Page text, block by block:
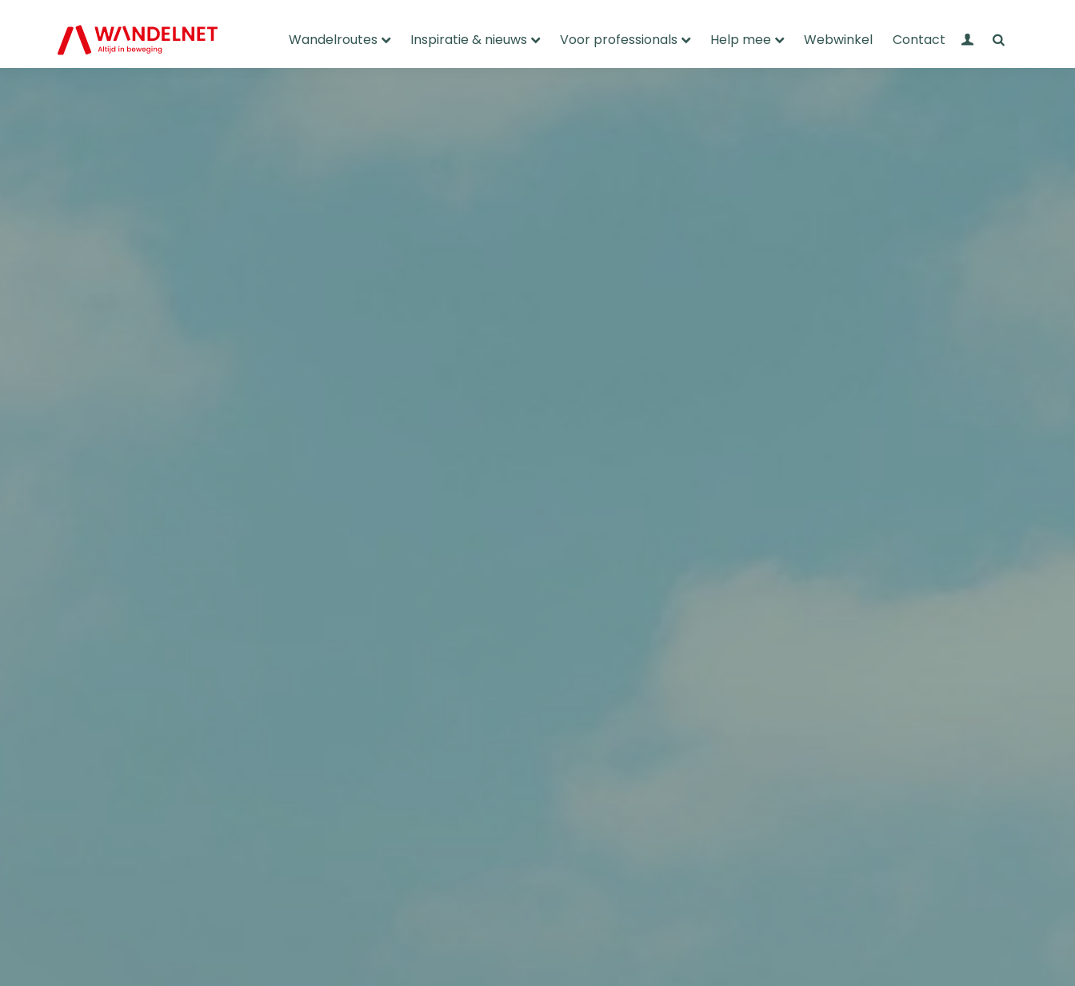
Wandelroutes Inspiratie & nieuws Voor professionals Help mee Webwinkel Contact Mijn Wandelnet